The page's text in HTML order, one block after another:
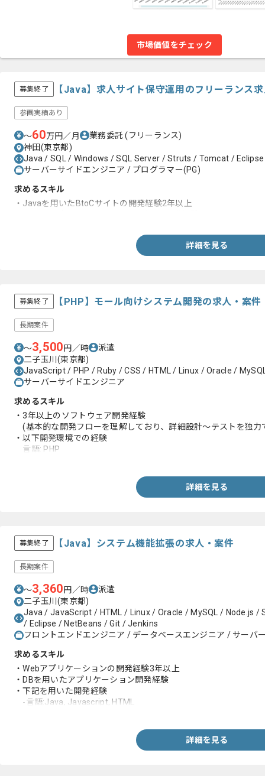
市場価値をチェック
募集終了 【Java】求人サイト保守運用のフリーランス
参画実績あり
〜60万円／月 業務委託(フリーランス)
神田(東京都)
Java / SQL / Windows / SQL Server / Struts / Tomcat / Eclipse
サーバーサイドエンジニア / プログラマー(PG)
求めるスキル
・Javaを用いたBtoCサイトの開発経験2年以上
詳細を見る
募集終了 【PHP】モール向けシステム開発の求人・案件
長期案件
〜3,500円／時
派遣
二子玉川(東京都)
JavaScript / PHP / Ruby / CSS / HTML / Linux / Oracle /
サーバーサイドエンジニア
求めるスキル
・3年以上のソフトウェア開発経験
(基本的な開発フローを理解しており、詳細設計～テストを独力
・以下開発環境での経験
言語: PHP
開発ツール:Eclipseなど一般的なIDE
詳細を見る
募集終了 【Java】システム機能拡張の求人・案件
長期案件
〜3,360円／時
派遣
二子玉川(東京都)
Java / JavaScript / HTML / Linux / Oracle / MySQL / Node.js
/ Eclipse / NetBeans / Git / Jenkins
フロントエンドエンジニア / データベースエンジニア / サーバ
求めるスキル
・Webアプリケーションの開発経験3年以上
・DBを用いたアプリケーション開発経験
・下記を用いた開発経験
-言語:Java, Javascript, HTML
-開発ツール:NetBeans, Eclipse
詳細を見る